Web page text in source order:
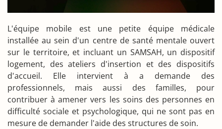
L'équipe mobile est une petite équipe médicale
installée au sein d'un centre de santé mentale ouvert
sur le territoire, et incluant un SAMSAH, un dispositif
logement, des ateliers d'insertion et des dispositifs
d'accueil. Elle intervient à a demande des
professionnels, mais aussi des familles, pour
contribuer à amener vers les soins des personnes en
difficulté sociale et psychologique, qui ne sont pas en
mesure de demander l'aide des structures de soin.